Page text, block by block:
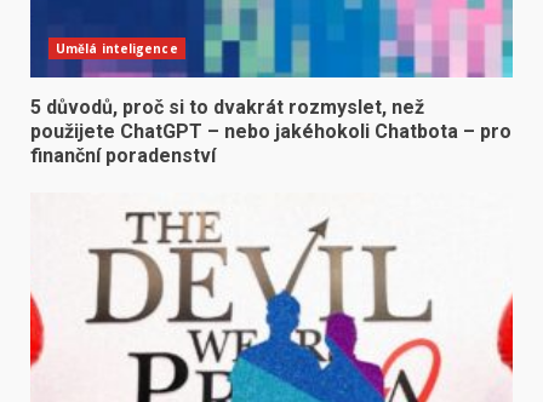
Umělá inteligence
5 důvodů, proč si to dvakrát rozmyslet, než
použijete ChatGPT – nebo jakéhokoli Chatbota – pro
finanční poradenství